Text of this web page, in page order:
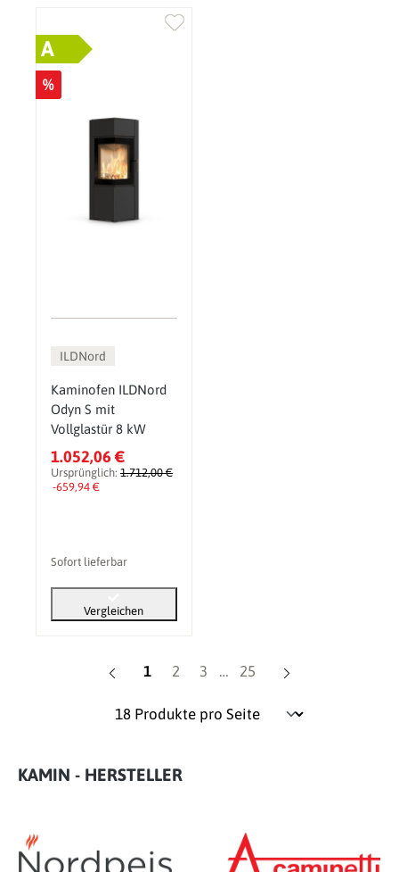
A
%
ILDNord
Kaminofen ILDNord
Odyn S mit
Vollglastür 8 kW
1.052,06 €
Ursprünglich: 1.712,00 €
-659,94 €
Sofort lieferbar
Vergleichen
Seite
1 Seite
2 Seite
3 … Seite
25
KAMIN - HERSTELLER